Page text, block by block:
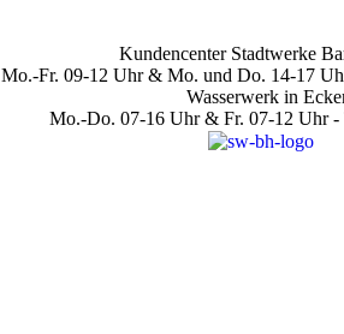
Kundencenter Stadtwerke
Mo.-Fr. 09-12 Uhr & Mo. und Do. 14-17
Wasserwerk in
Mo.-Do. 07-16 Uhr & Fr. 07-12 Uhr -